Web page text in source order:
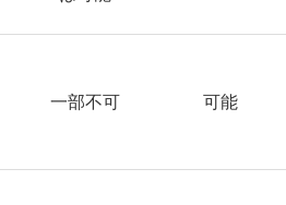
一部不可 可能